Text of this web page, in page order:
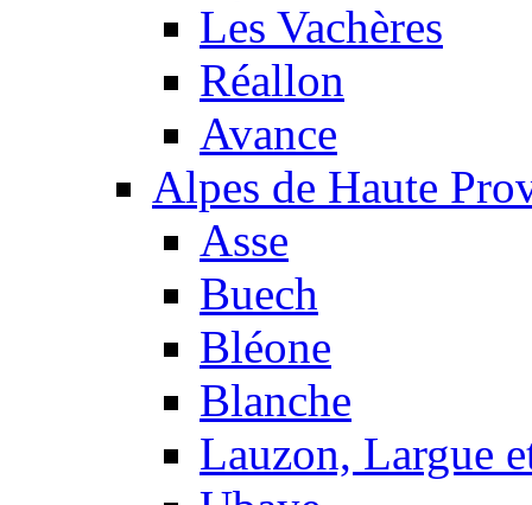
Les Vachères
Réallon
Avance
Alpes de Haute
Asse
Buech
Bléone
Blanche
Lauzon, Largue